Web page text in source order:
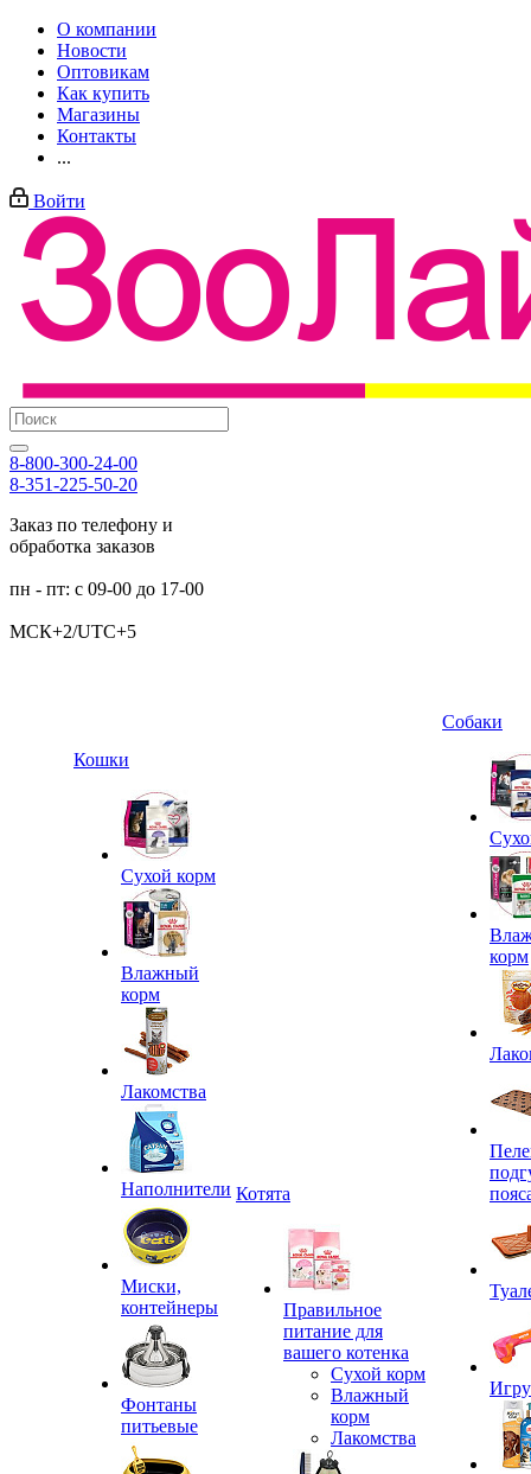
О компании
Новости
Оптовикам
Как купить
Магазины
Контакты
...
Войти
8-800-300-24-00
8-351-225-50-20
Заказ по телефону и
обработка заказов
пн - пт: с 09-00 до 17-00
МСК+2/UTC+5
Кошки
Сухой корм
Влажный
корм
Лакомства
Наполнители
Миски,
контейнеры
Фонтаны
питьевые
Котята
Правильное
питание для
вашего котенка
Сухой корм
Влажный
корм
Лакомства
Собаки
корм